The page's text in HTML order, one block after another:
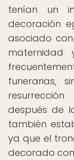
tenían un
decoración
asociado
funerarias,
después de
también
ya que el
decorado